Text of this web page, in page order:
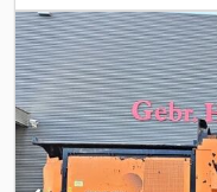
yükü: 1: 8000 kg. 2: 8000
bant. Çift yönlü konveyör.
Kimlik No: 302.
tarafından yapılan tüm
Heinhuis tarafından
öncülük eden
verilen yanıtla,
geçerliliğini kabul etmiş